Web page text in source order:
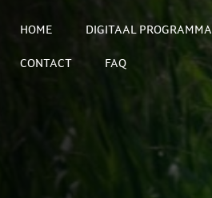
HOME DIGITAAL PROGRAMMA
CONTACT FAQ